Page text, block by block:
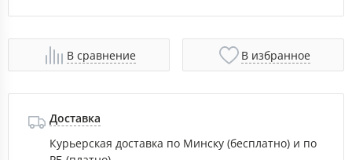
В сравнение В избранное
Доставка
Курьерская доставка по Минску (бесплатно) и по